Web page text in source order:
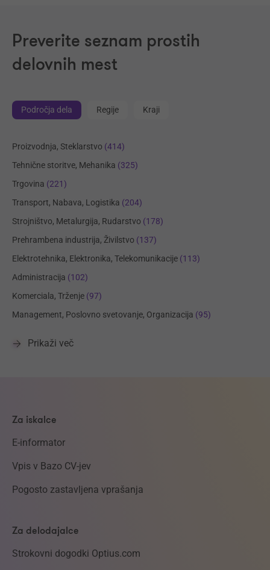
Preverite seznam prostih
delovnih mest
Področja dela Regije Kraji
Proizvodnja, Steklarstvo (414)
Tehnične storitve, Mehanika (325)
Trgovina (221)
Transport, Nabava, Logistika (204)
Strojništvo, Metalurgija, Rudarstvo (178)
Prehrambena industrija, Živilstvo (137)
Elektrotehnika, Elektronika, Telekomunikacije (113)
Administracija (102)
Komerciala, Trženje (97)
Management, Poslovno svetovanje, Organizacija (95)
Prikaži več
Za iskalce
E-informator
Vpis v Bazo CV-jev
Pogosto zastavljena vprašanja
Za delodajalce
Strokovni dogodki Optius.com